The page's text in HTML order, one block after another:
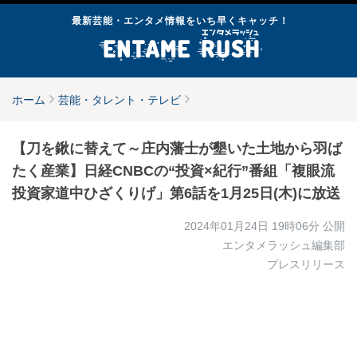
最新芸能・エンタメ情報をいち早くキャッチ！
ホーム 芸能・タレント・テレビ
【刀を鍬に替えて～庄内藩士が墾いた土地から羽ば
たく産業】⽇経CNBCの“投資×紀⾏”番組「複眼流
投資家道中ひざくりげ」第6話を1⽉25日(木)に放送
2024年01月24日 19時06分 公開
エンタメラッシュ編集部
プレスリリース